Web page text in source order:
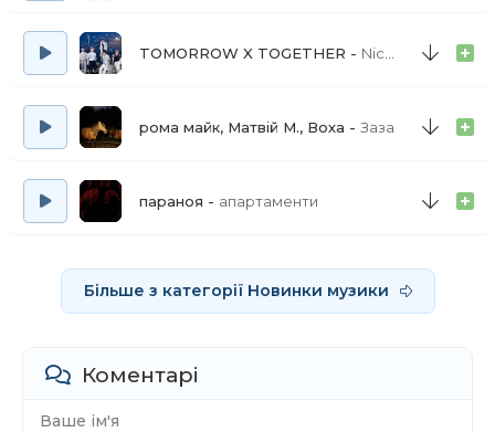
TOMORROW X TOGETHER Nice to Meet Ya
рома майк, Матвій М., Воха Заза
параноя апартаменти
Більше з категорії Новинки музики
Коментарі